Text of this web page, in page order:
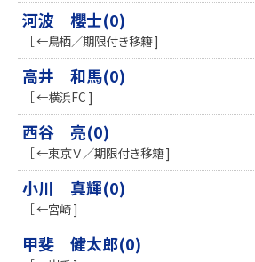
河波 櫻士(0)
［ ←鳥栖／期限付き移籍 ]
高井 和馬(0)
［ ←横浜FC ]
西谷 亮(0)
［ ←東京Ｖ／期限付き移籍 ]
小川 真輝(0)
［ ←宮崎 ]
甲斐 健太郎(0)